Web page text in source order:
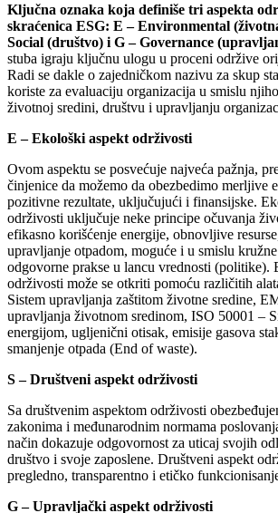
Ključna oznaka koja definiše tri aspekta
skraćenica ESG: E – Environmental
Social (društvo) i G – Governance
stuba igraju ključnu ulogu u proceni održive
Radi se dakle o zajedničkom nazivu za skup
koriste za evaluaciju organizacija u smislu
životnoj sredini, društvu i upravljanju
E – Ekološki aspekt održivosti
Ovom aspektu se posvećuje najveća pažnja,
činjenice da možemo da obezbedimo merljive
pozitivne rezultate, uključujući i finansijske.
održivosti uključuje neke principe očuvanja
efikasno korišćenje energije, obnovljive
upravljanje otpadom, moguće i u smislu
odgovorne prakse u lancu vrednosti (politike).
održivosti može se otkriti pomoću različitih
Sistem upravljanja zaštitom životne sredine,
upravljanja životnom sredinom, ISO 50001 –
energijom, ugljenični otisak, emisije gasova
smanjenje otpada (End of waste).
S – Društveni aspekt održivosti
Sa društvenim aspektom održivosti
zakonima i međunarodnim normama
način dokazuje odgovornost za uticaj svojih
društvo i svoje zaposlene. Društveni aspekt
pregledno, transparentno i etičko
G – Upravljački aspekt održivosti